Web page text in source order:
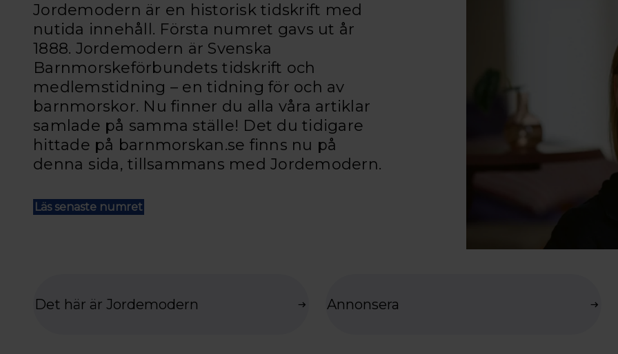
Jordemodern är en historisk tidskrift med
nutida innehåll. Första numret gavs ut år
1888. Jordemodern är Svenska
Barnmorskeförbundets tidskrift och
medlemstidning – en tidning för och av
barnmorskor. Nu finner du alla våra artiklar
samlade på samma ställe! Det du tidigare
hittade på barnmorskan.se finns nu på
denna sida, tillsammans med Jordemodern.
Läs senaste numret
Det här är Jordemodern Annonsera